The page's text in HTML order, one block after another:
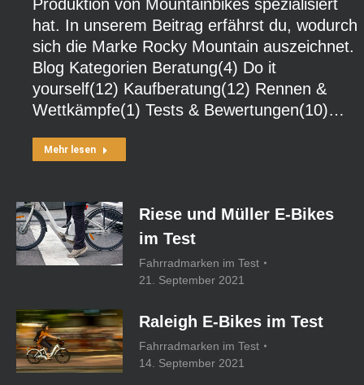
Produktion von Mountainbikes spezialisiert
hat. In unserem Beitrag erfährst du, wodurch
sich die Marke Rocky Mountain auszeichnet.
Blog Kategorien Beratung(4) Do it
yourself(12) Kaufberatung(12) Rennen &
Wettkämpfe(1) Tests & Bewertungen(10)…
Mehr lesen
Riese und Müller E-Bikes
im Test
Fahrradmarken im Test
21. September 2021
Raleigh E-Bikes im Test
Fahrradmarken im Test
14. September 2021